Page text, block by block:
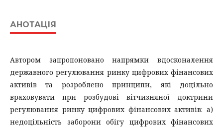
АНОТАЦІЯ
Автором запропоновано напрямки вдосконалення
державного регулювання ринку цифрових фінансових
активів та розроблено принципи, які доцільно
враховувати при розбудові вітчизняної доктрини
регулювання ринку цифрових фінансових активів: а)
недоцільність заборони обігу цифрових фінансових